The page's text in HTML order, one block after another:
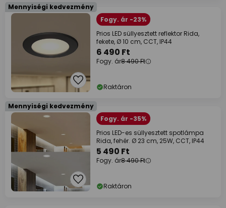
Mennyiségi kedvezmény
Fogy. ár -23%
Prios LED süllyesztett reflektor Rida,
fekete, Ø 10 cm, CCT, IP44
6 490 Ft
Fogy. ár8 490 Ft
Raktáron
Mennyiségi kedvezmény
Fogy. ár -35%
Prios LED-es süllyesztett spotlámpa
Rida, fehér. Ø 23 cm, 25W, CCT, IP44
5 490 Ft
Fogy. ár8 490 Ft
Raktáron